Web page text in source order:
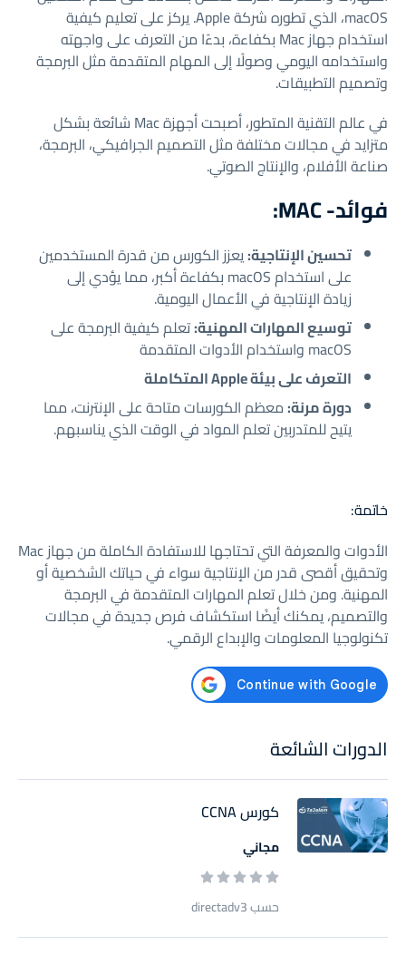
macOS، الذي تطوره شركة Apple. يركز على تعليم كيفية
استخدام جهاز Mac بكفاءة، بدءًا من التعرف على واجهته
واستخدامه اليومي وصولًا إلى المهام المتقدمة مثل البرمجة
وتصميم التطبيقات.
في عالم التقنية المتطور، أصبحت أجهزة Mac شائعة بشكل
متزايد في مجالات مختلفة مثل التصميم الجرافيكي، البرمجة،
صناعة الأفلام، والإنتاج الصوتي.
فوائد- MAC:
تحسين الإنتاجية:يعزز الكورس من قدرة المستخدمين
على استخدام macOS بكفاءة أكبر، مما يؤدي إلى
زيادة الإنتاجية في الأعمال اليومية.
توسيع المهارات المهنية:تعلم كيفية البرمجة على
macOS واستخدام الأدوات المتقدمة
التعرف على بيئة Apple المتكاملة
دورة مرنة:معظم الكورسات متاحة على الإنترنت، مما
يتيح للمتدربين تعلم المواد في الوقت الذي يناسبهم.
خاتمة:
الأدوات والمعرفة التي تحتاجها للاستفادة الكاملة من جهاز Mac
وتحقيق أقصى قدر من الإنتاجية سواء في حياتك الشخصية أو
المهنية. ومن خلال تعلم المهارات المتقدمة في البرمجة
والتصميم، يمكنك أيضًا استكشاف فرص جديدة في مجالات
تكنولوجيا المعلومات والإبداع الرقمي.
الدورات الشائعة
كورس CCNA
مجاني
حسب directadv3